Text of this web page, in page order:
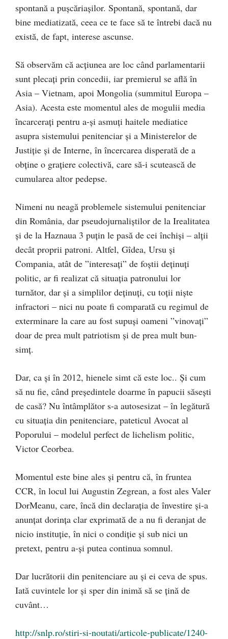
spontană a pușcăriașilor. Spontană, spontană, dar
bine mediatizată, ceea ce te face să te întrebi dacă nu
există, de fapt, interese ascunse.
Să observăm că acțiunea are loc când parlamentarii
sunt plecați prin concedii, iar premierul se află în
Asia – Vietnam, apoi Mongolia (summitul Europa –
Asia). Acesta este momentul ales de mogulii media
încarcerați pentru a-și asmuți haitele mediatice
asupra sistemului penitenciar și a Ministerelor de
Justiție și de Interne, în încercarea disperată de a
obține o grațiere colectivă, care să-i scutească de
cumularea altor pedepse.
Nimeni nu neagă problemele sistemului penitenciar
din România, dar pseudojurnaliștilor de la Irealitatea
și de la Haznaua 3 puțin le pasă de cei închiși – alții
decât proprii patroni. Altfel, Gîdea, Ursu și
Compania, atât de ”interesați” de foștii deținuți
politic, ar fi realizat că situația patronului lor
turnător, dar și a simplilor deținuți, cu toții niște
infractori – nici nu poate fi comparată cu regimul de
exterminare la care au fost supuși oameni ”vinovați”
doar de prea mult patriotism și de prea mult bun-
simț.
Dar, ca și în 2012, hienele simt că este loc.. Și cum
să nu fie, când președintele doarme în papucii săsești
de casă? Nu întâmplător s-a autosesizat – în legătură
cu situația din penitenciare, pateticul Avocat al
Poporului – modelul perfect de lichelism politic,
Victor Ceorbea.
Momentul este bine ales și pentru că, în fruntea
CCR, în locul lui Augustin Zegrean, a fost ales Valer
DorMeanu, care, încă din declarația de învestire și-a
anunțat dorința clar exprimată de a nu fi deranjat de
nicio instituție, în nici o condiție și sub nici un
pretext, pentru a-și putea continua somnul.
Dar lucrătorii din penitenciare au și ei ceva de spus.
Iată cuvintele lor și sper din inimă să se țină de
cuvânt…
http://snlp.ro/stiri-si-noutati/articole-publicate/1240-